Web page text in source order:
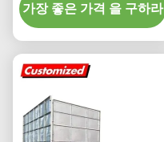
가장 좋은 가격 을 구하라